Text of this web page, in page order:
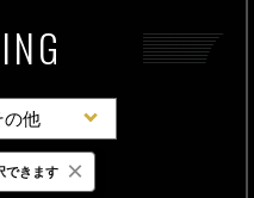
の他
週間
できます ×